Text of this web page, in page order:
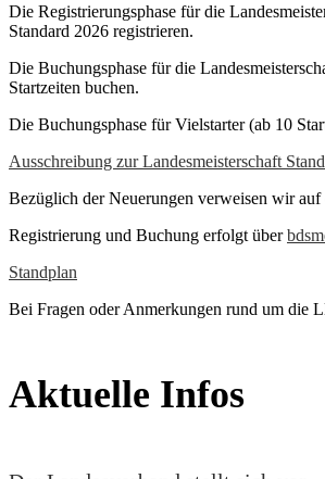
Die Registrierungsphase für die
Standard 2026 registrieren.
Die Buchungsphase für die
Startzeiten buchen.
Die Buchungsphase für Vielstarter (ab 10
Ausschreibung zur Landesmeisterschaft
Bezüglich der Neuerungen verweisen wir auf
Registrierung und Buchung erfolgt über
Standplan
Bei Fragen oder Anmerkungen rund um die
Aktuelle Infos